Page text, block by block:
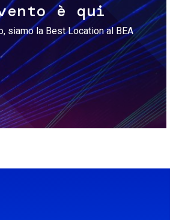
è qui
siamo la Best Location al BEA